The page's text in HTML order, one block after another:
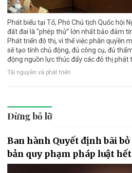
Phát biểu tại Tổ, Phó Chủ tịch Quốc hội
đất đai là “phép thử” lớn nhất bảo đảm
Phát triển đô thị, vì thế việc phân quyền
sẽ tạo tính chủ động, đủ công cụ, đủ
động nguồn lực thúc đẩy các đô thị phát
Tài nguyên và phát triển
Đừng bỏ lỡ
Ban hành Quyết định bãi
bản quy phạm pháp luật